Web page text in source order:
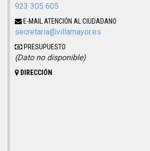
923 305 605
E-MAIL ATENCIÓN AL CIUDADANO
secretaria@villamayor.es
PRESUPUESTO
(Dato no disponible)
DIRECCIÓN